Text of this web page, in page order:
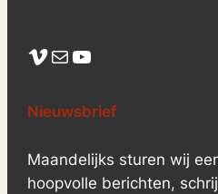
Vimeo Mail YouTube
Nieuwsbrief
Maandelijks sturen wij
hoopvolle berichten,